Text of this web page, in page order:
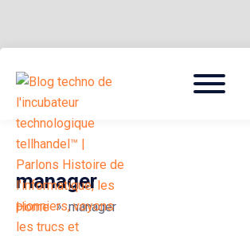
content
BLOG TECHNOLOGIQUE DU HUB | MIGRATION GNU LINUX
Menu
manager
Home»manager